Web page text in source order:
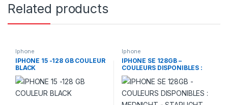
Related products
Iphone
IPHONE 15 -128 GB COULEUR
BLACK
Iphone
IPHONE SE 128GB –
COULEURS DISPONIBLES :
MEDNIGHT – STARLIGHT